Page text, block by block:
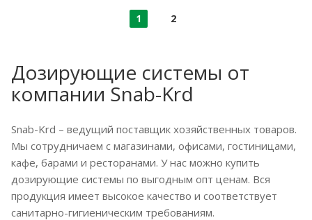
1 2
Дозирующие системы от
компании Snab-Krd
Snab-Krd – ведущий поставщик хозяйственных товаров.
Мы сотрудничаем с магазинами, офисами, гостиницами,
кафе, барами и ресторанами. У нас можно купить
дозирующие системы по выгодным опт ценам. Вся
продукция имеет высокое качество и соответствует
санитарно-гигиеническим требованиям.